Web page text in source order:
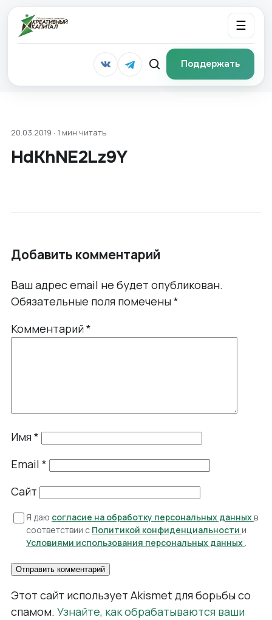
☰
Поддержать
20.03.2019 · 1 мин читать
HdKhNE2Lz9Y
Добавить комментарий
Ваш адрес email не будет опубликован.
Обязательные поля помечены*
Комментарий*
Имя*
Email *
Сайт
Я даю согласие на обработку персональных данных в
соответствии с Политикой конфиденциальности и
Условиями использования персональных данных .
Этот сайт использует Akismet для борьбы со
спамом. Узнайте, как обрабатываются ваши